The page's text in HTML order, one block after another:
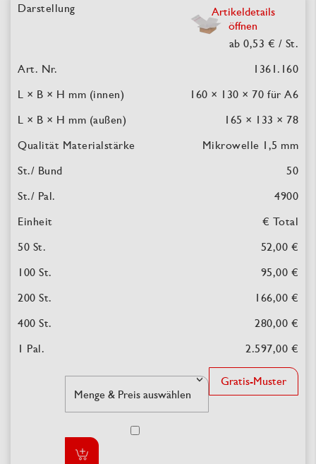
Artikeldetails
öffnen
ab 0,53 € / St.
1361.160
160 × 130 × 70 für A6
165 × 133 × 78
Mikrowelle 1,5 mm
50
4900
€ Total
52,00 €
95,00 €
166,00 €
280,00 €
2.597,00 €
Gratis-Muster